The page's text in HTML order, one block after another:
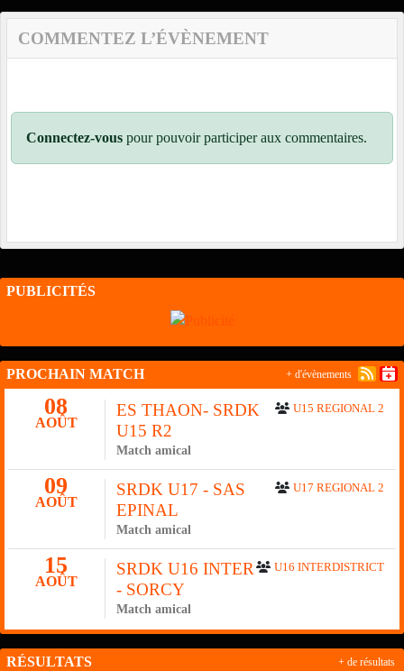
COMMENTEZ L’ÉVÈNEMENT
Connectez-vous pour pouvoir participer aux commentaires.
PUBLICITÉS
PROCHAIN MATCH
08
AOÛT
U15 REGIONAL 2
ES THAON- SRDK
U15 R2
Match amical
09
AOÛT
U17 REGIONAL 2
SRDK U17 - SAS
EPINAL
Match amical
15
AOÛT
U16 INTERDISTRICT
SRDK U16 INTER
- SORCY
Match amical
+ d'évènements
RÉSULTATS + de résultats